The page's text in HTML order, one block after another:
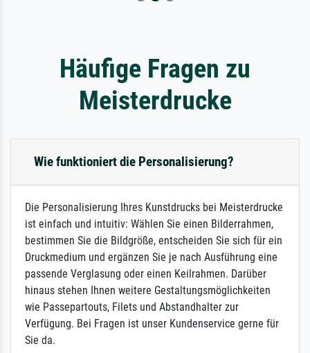
Häufige Fragen zu
Meisterdrucke
Wie funktioniert die Personalisierung?
Die Personalisierung Ihres Kunstdrucks bei Meisterdrucke
ist einfach und intuitiv: Wählen Sie einen Bilderrahmen,
bestimmen Sie die Bildgröße, entscheiden Sie sich für ein
Druckmedium und ergänzen Sie je nach Ausführung eine
passende Verglasung oder einen Keilrahmen. Darüber
hinaus stehen Ihnen weitere Gestaltungsmöglichkeiten
wie Passepartouts, Filets und Abstandhalter zur
Verfügung. Bei Fragen ist unser Kundenservice gerne für
Sie da.